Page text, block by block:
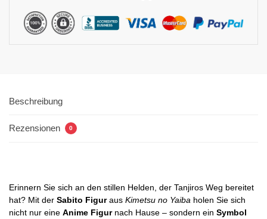
Beschreibung
Rezensionen 0
Erinnern Sie sich an den stillen Helden, der Tanjiros Weg bereitet
hat? Mit der Sabito Figuraus Kimetsu no Yaiba holen Sie sich
nicht nur eine Anime Figurnach Hause – sondern ein Symbol